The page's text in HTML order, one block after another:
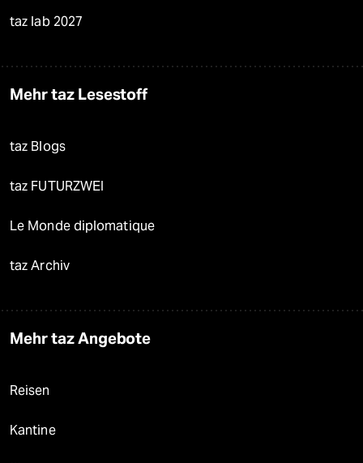
taz lab 2027
Mehr taz Lesestoff
taz Blogs
taz FUTURZWEI
Le Monde diplomatique
taz Archiv
Mehr taz Angebote
Reisen
Kantine